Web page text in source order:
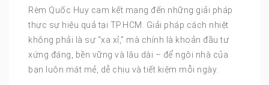
Rèm Quốc Huy cam kết mang đến những giải pháp
thực sự hiệu quả tại TP.HCM. Giải pháp cách nhiệt
không phải là sự “xa xỉ,” mà chính là khoản đầu tư
xứng đáng, bền vững và lâu dài – để ngôi nhà của
bạn luôn mát mẻ, dễ chịu và tiết kiệm mỗi ngày.